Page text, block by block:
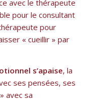
avec le thérapeute
pour le consultant
pour
« cueillir » par
s’apaise, la
ses pensées, ses
avec sa